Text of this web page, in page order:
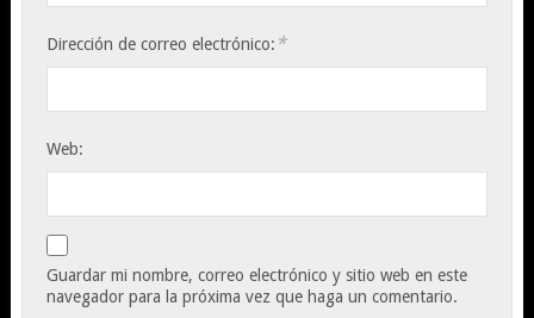
Dirección de correo electrónico: *
Web:
Guardar mi nombre, correo electrónico y sitio web en este
navegador para la próxima vez que haga un comentario.